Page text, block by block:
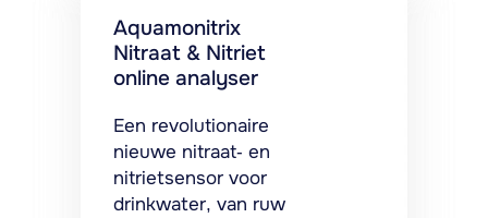
Aquamonitrix
Nitraat & Nitriet
online analyser
Een revolutionaire
nieuwe nitraat- en
nitrietsensor voor
drinkwater, van ruw